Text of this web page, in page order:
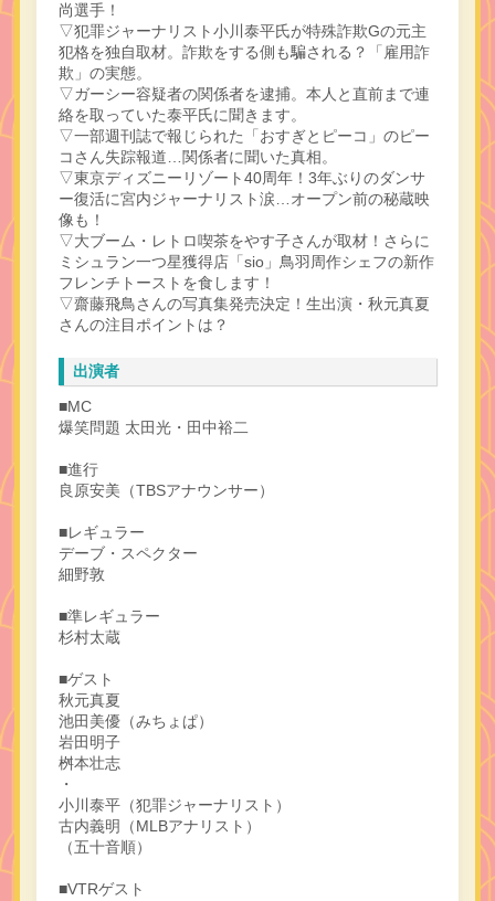
尚選手！
▽犯罪ジャーナリスト小川泰平氏が特殊詐欺Gの元主
犯格を独自取材。詐欺をする側も騙される？「雇用詐
欺」の実態。
▽ガーシー容疑者の関係者を逮捕。本人と直前まで連
絡を取っていた泰平氏に聞きます。
▽一部週刊誌で報じられた「おすぎとピーコ」のピー
コさん失踪報道…関係者に聞いた真相。
▽東京ディズニーリゾート40周年！3年ぶりのダンサ
ー復活に宮内ジャーナリスト涙…オープン前の秘蔵映
像も！
▽大ブーム・レトロ喫茶をやす子さんが取材！さらに
ミシュラン一つ星獲得店「sio」鳥羽周作シェフの新作
フレンチトーストを食します！
▽齋藤飛鳥さんの写真集発売決定！生出演・秋元真夏
さんの注目ポイントは？
出演者
■MC
爆笑問題 太田光・田中裕二
■進行
良原安美（TBSアナウンサー）
■レギュラー
デーブ・スペクター
細野敦
■準レギュラー
杉村太蔵
■ゲスト
秋元真夏
池田美優（みちょぱ）
岩田明子
桝本壮志
・
小川泰平（犯罪ジャーナリスト）
古内義明（MLBアナリスト）
（五十音順）
■VTRゲスト